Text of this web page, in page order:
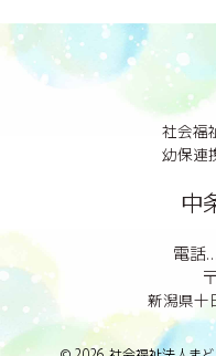
社会福
幼保連
中
電話…
新潟県十